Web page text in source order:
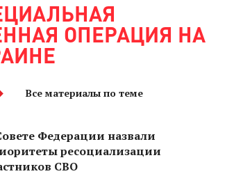
ОПЕРАЦИЯ НА
Все материалы по теме
Федерации назвали
ресоциализации
СВО